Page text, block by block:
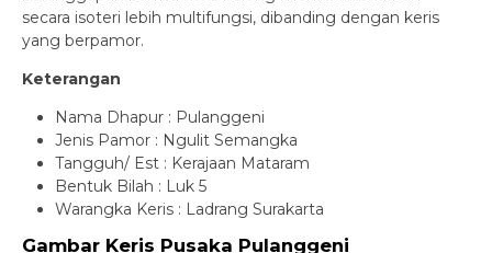
secara isoteri lebih multifungsi, dibanding dengan keris
yang berpamor.
Keterangan
Nama Dhapur : Pulanggeni
Jenis Pamor : Ngulit Semangka
Tangguh/ Est : Kerajaan Mataram
Bentuk Bilah : Luk 5
Warangka Keris : Ladrang Surakarta
Gambar Keris Pusaka Pulanggeni